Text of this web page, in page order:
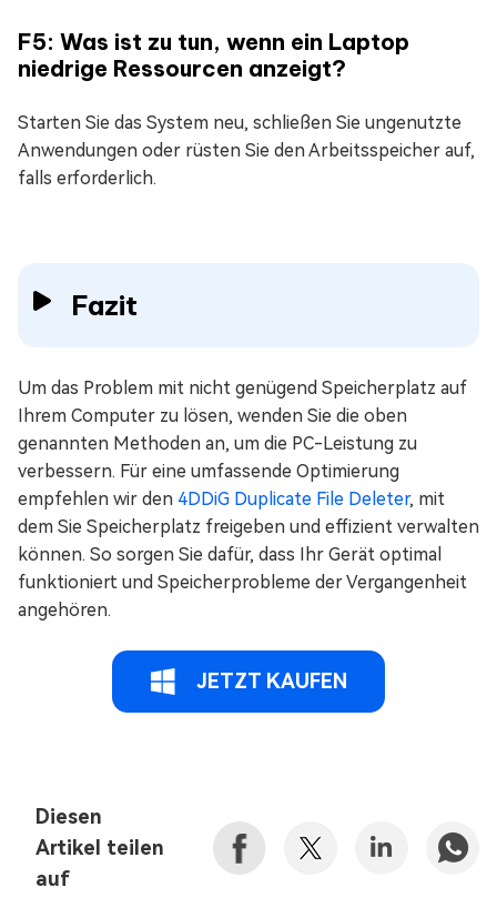
F5: Was ist zu tun, wenn ein Laptop
niedrige Ressourcen anzeigt?
Starten Sie das System neu, schließen Sie ungenutzte
Anwendungen oder rüsten Sie den Arbeitsspeicher auf,
falls erforderlich.
Fazit
Um das Problem mit nicht genügend Speicherplatz auf
Ihrem Computer zu lösen, wenden Sie die oben
genannten Methoden an, um die PC-Leistung zu
verbessern. Für eine umfassende Optimierung
empfehlen wir den 4DDiG Duplicate File Deleter, mit
dem Sie Speicherplatz freigeben und effizient verwalten
können. So sorgen Sie dafür, dass Ihr Gerät optimal
funktioniert und Speicherprobleme der Vergangenheit
angehören.
JETZT KAUFEN
Diesen
Artikel teilen
auf